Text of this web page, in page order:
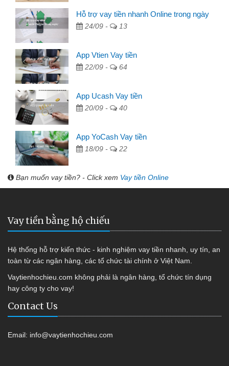
Hỗ trợ vay tiền nhanh Online trong ngày
24/09 - 13
App Vtien Vay tiền
22/09 - 64
App Ucash Vay tiền
20/09 - 40
App YoCash Vay tiền
18/09 - 22
Bạn muốn vay tiền? - Click xem Vay tiền Online
Vay tiền bằng hộ chiếu
Hệ thống hỗ trợ kiến thức - kinh nghiệm vay tiền nhanh, uy tín, an
toàn từ các ngân hàng, các tổ chức tài chính ở Việt Nam.
Vaytienhochieu.com không phải là ngân hàng, tổ chức tín dụng
hay công ty cho vay!
Contact Us
Email: info@vaytienhochieu.com